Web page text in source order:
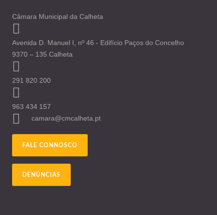
Câmara Municipal da Calheta
Avenida D. Manuel I, nº 46 - Edifício Paços do Concelho
9370 – 135 Calheta
291 820 200
963 434 157
camara@cmcalheta.pt
FALE CONNOSCO
DENÚNCIAS